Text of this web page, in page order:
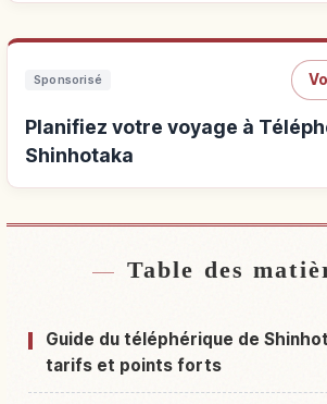
Sponsorisé
Planifiez votre voyage à
Shinhotaka
Hébergements près de
Activités à Téléphérique
Table des
Guide du téléphérique de
tarifs et points forts